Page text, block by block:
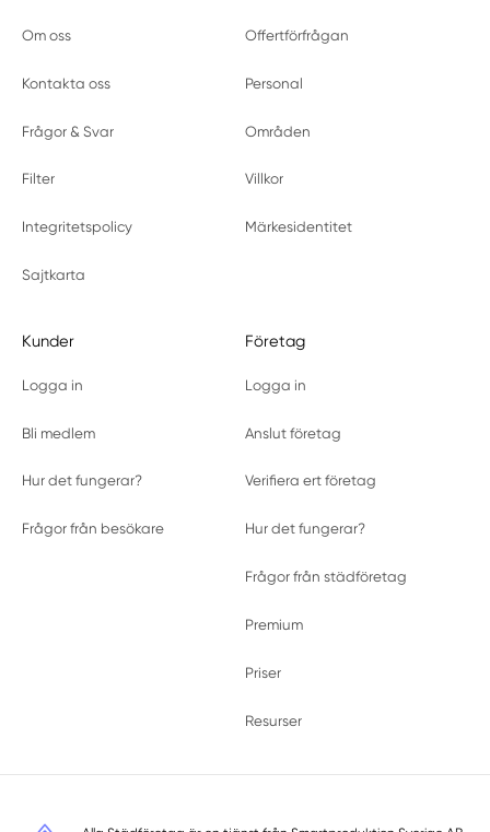
Om oss Offertförfrågan
Kontakta oss Personal
Frågor & Svar Områden
Filter Villkor
Integritetspolicy Märkesidentitet
Sajtkarta
Kunder
Logga in
Bli medlem
Hur det fungerar?
Frågor från besökare
Företag
Logga in
Anslut företag
Verifiera ert företag
Hur det fungerar?
Frågor från städföretag
Premium
Priser
Resurser